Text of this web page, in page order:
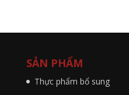
SẢN PHẨM
Thực phẩm bổ sung